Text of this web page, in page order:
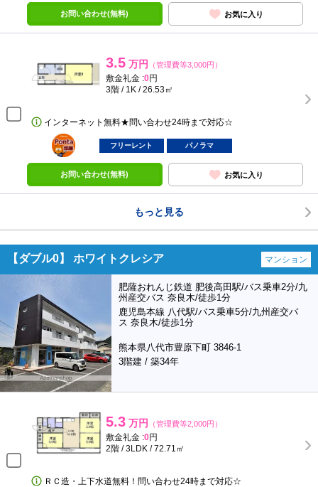
お問い合わせ(無料) お気に入り
3.5 万円 （管理費等3,000円）
敷金礼金 :0円
3階 / 1K / 26.53㎡
インターネット無料★問い合わせ24時まで対応☆
ポンタ
部屋
フリーレント パノラマ
お問い合わせ(無料) お気に入り
もっと見る
【ダブル0】 ホワイトクレシア マンション
肥薩おれんじ鉄道 肥後高田駅/バス乗車2分/九
州産交バス 奈良木/徒歩1分
鹿児島本線 八代駅/バス乗車5分/九州産交バ
ス 奈良木/徒歩1分
熊本県八代市豊原下町 3846-1
3階建 / 築34年
5.3 万円 （管理費等2,000円）
敷金礼金 :0円
2階 / 3LDK / 72.71㎡
ＲＣ造・上下水道無料！問い合わせ24時まで対応☆